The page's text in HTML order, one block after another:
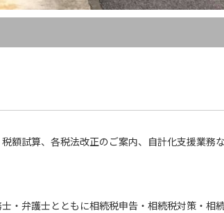
額試算、各税法改正のご案内、自計化支援業務
・弁護士とともに相続税申告・相続税対策・相